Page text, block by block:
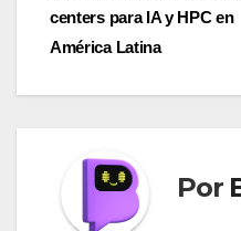
centers para IA y HPC en
América Latina
Por